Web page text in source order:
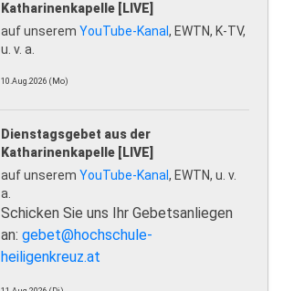
Katharinenkapelle [LIVE]
auf unserem YouTube-Kanal, EWTN, K-TV,
u. v. a.
10.Aug.2026 (Mo)
Dienstagsgebet aus der
Katharinenkapelle [LIVE]
auf unserem YouTube-Kanal, EWTN, u. v.
a.
Schicken Sie uns Ihr Gebetsanliegen
an: gebet@hochschule-
heiligenkreuz.at